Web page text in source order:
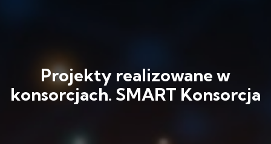
Projekty realizowane w
konsorcjach. SMART Konsorcja